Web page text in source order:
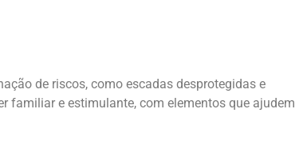
de riscos, como escadas desprotegidas e
familiar e estimulante, com elementos que ajudem